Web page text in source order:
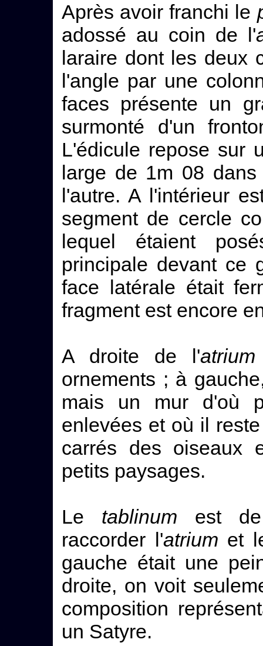
Après avoir franchi le
adossé au coin de l'
laraire dont les deux
l'angle par une
faces présente un
surmonté d'un
L'édicule repose sur
large de 1m 08
l'autre. A l'intérieur
segment de cercle
lequel étaient
principale devant ce
face latérale était
fragment est encore
A droite de l'atrium
ornements ; à
mais un mur d'où
enlevées et où il
carrés des oiseaux
petits paysages.
Le tablinum est de
raccorder l'atrium et
gauche était une
droite, on voit
composition
un Satyre.